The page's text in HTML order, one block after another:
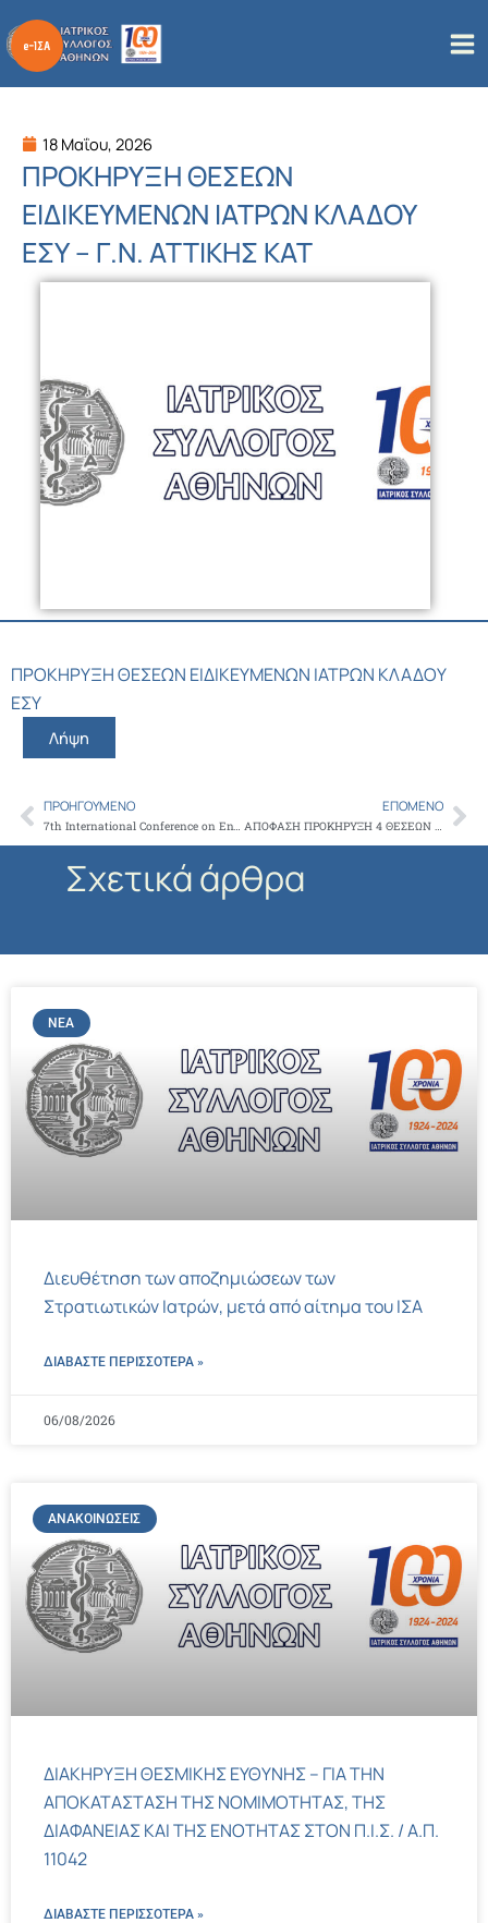
στο
περιεχόμενο
18 Μαΐου, 2026
ΠΡΟΚΗΡΥΞΗ ΘΕΣΕΩΝ
ΕΙΔΙΚΕΥΜΕΝΩΝ ΙΑΤΡΩΝ ΚΛΑΔΟΥ
ΕΣΥ – Γ.Ν. ΑΤΤΙΚΗΣ ΚΑΤ
ΠΡΟΚΗΡΥΞΗ ΘΕΣΕΩΝ ΕΙΔΙΚΕΥΜΕΝΩΝ ΙΑΤΡΩΝ ΚΛΑΔΟΥ
ΕΣΥ
Λήψη
Prev
ΠΡΟΗΓΟΎΜΕΝΟ
7th International Conference on Environmental Design and Health, ICED2026
ΕΠΌΜΕΝΟ
ΑΠΟΦΑΣΗ ΠΡΟΚΗΡΥΞΗ 4 ΘΕΣΕΩΝ ΕΙΔΙΚΕΥΜΕΝΩΝ ΙΑΤΡΩΝ ΚΛΑΔΟΥ ΕΣΥ ΝΑ&ΔΝ – Ανδρέας Συγγρός
Σχετικά άρθρα
ΝΈΑ
Διευθέτηση των αποζημιώσεων των
Στρατιωτικών Ιατρών, μετά από αίτημα του ΙΣΑ
ΔΙΑΒΑΣΤΕ ΠΕΡΙΣΣΌΤΕΡΑ »
06/08/2026
ΑΝΑΚΟΙΝΏΣΕΙΣ
ΔΙΑΚΗΡΥΞΗ ΘΕΣΜΙΚΗΣ ΕΥΘΥΝΗΣ – ΓΙΑ ΤΗΝ
ΑΠΟΚΑΤΑΣΤΑΣΗ ΤΗΣ ΝΟΜΙΜΟΤΗΤΑΣ, ΤΗΣ
ΔΙΑΦΑΝΕΙΑΣ ΚΑΙ ΤΗΣ ΕΝΟΤΗΤΑΣ ΣΤΟΝ Π.Ι.Σ. / Α.Π.
11042
ΔΙΑΒΑΣΤΕ ΠΕΡΙΣΣΌΤΕΡΑ »